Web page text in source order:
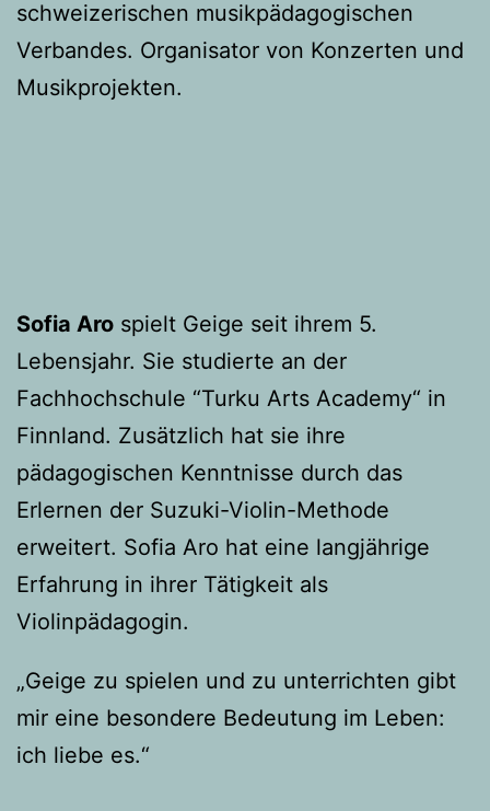
schweizerischen musikpädagogischen
Verbandes. Organisator von Konzerten und
Musikprojekten.
Sofia Aro spielt Geige seit ihrem 5.
Lebensjahr. Sie studierte an der
Fachhochschule “Turku Arts Academy“ in
Finnland. Zusätzlich hat sie ihre
pädagogischen Kenntnisse durch das
Erlernen der Suzuki-Violin-Methode
erweitert. Sofia Aro hat eine langjährige
Erfahrung in ihrer Tätigkeit als
Violinpädagogin.
„Geige zu spielen und zu unterrichten gibt
mir eine besondere Bedeutung im Leben:
ich liebe es.“